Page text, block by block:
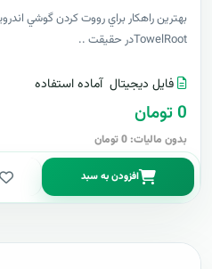
بهترين راهکار براي رووت کردن گوشي
TowelRootدر حقيقت ..
فایل دیجیتال آماده استفاده
0 تومان
بدون مالیات: 0 تومان
افزودن به سبد